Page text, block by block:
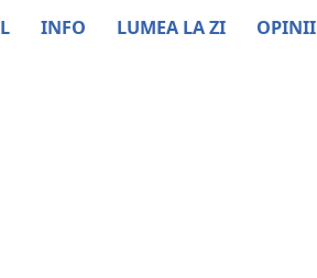
INFO LUMEA LA ZI OPINII